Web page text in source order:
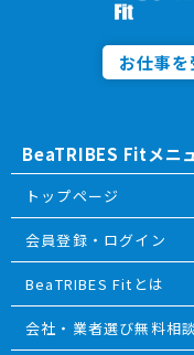
お仕事
BeaTRIBES Fitメニ
トップページ
会員登録・ログイン
BeaTRIBES Fitとは
会社・業者選び無料相